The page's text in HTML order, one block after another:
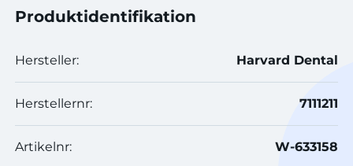
Produktidentifikation
Hersteller: Harvard Dental
Herstellernr: 7111211
Artikelnr: W-633158